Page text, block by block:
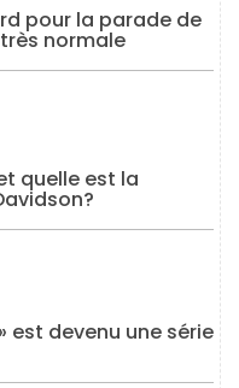
pour la parade de
normale
quelle est la
est devenu une série